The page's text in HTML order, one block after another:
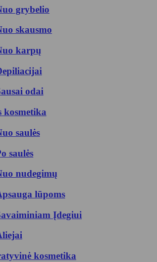
grybelio
skausmo
karpų
odai
kosmetika
saulės
saulės
nudegimų
lūpoms
Įdegiui
kosmetika